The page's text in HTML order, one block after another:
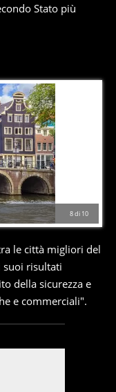
Stato più
8di 10
le città migliori del
suoi risultati
della sicurezza e
e commerciali".